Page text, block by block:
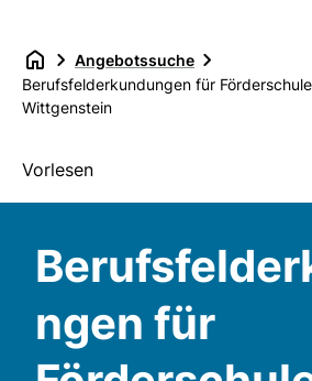
Angebotssuche
Berufsfelderkundungen für
Wittgenstein
Vorlesen
ngen für